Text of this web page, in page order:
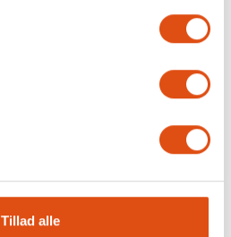
Tillad alle